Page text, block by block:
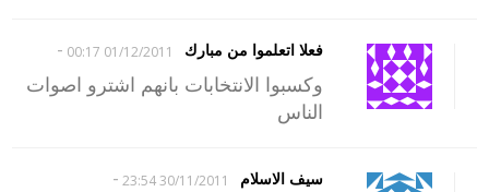
فعلا اتعلموا من مبارك 01/12/2011 00:17
-
وكسبوا الانتخابات بانهم اشترو اصوات
الناس
سيف الاسلام 30/11/2011 23:54
-